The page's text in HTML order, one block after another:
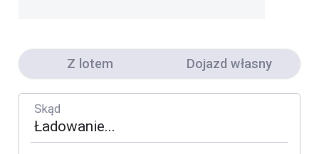
Z lotem Dojazd własny
Skąd